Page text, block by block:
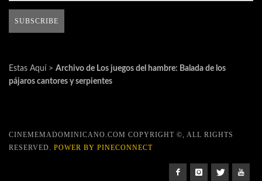
Estas Aquí > Archivo de Los juegos del hambre: Balada de los
pájaros cantores y serpientes
CINEMEMADOMINICANO.COM COPYRIGHT ©, ALL RIGHTS
RESERVED. POWER BY PINECONNECT